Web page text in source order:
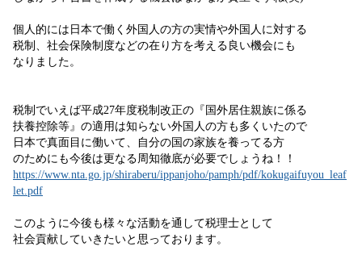
個人的には日本で働く外国人の方の実情や外国人に対する
税制、社会保険制度などの在り方を考える良い機会にも
なりました。
税制でいえば平成27年度税制改正の『国外居住親族に係る
扶養控除等』の適用は知らない外国人の方も多くいたので
日本で真面目に働いて、自分の国の家族を養ってる方
のためにも今後は更なる周知徹底が必要でしょうね！！
https://www.nta.go.jp/shiraberu/ippanjoho/pamph/pdf/kokugaifuyou_leaf
let.pdf
このように今後も様々な活動を通して税理士として
社会貢献していきたいと思っております。